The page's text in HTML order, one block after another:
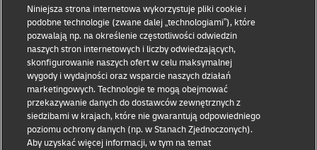
Porady dotyczące e-
commerce
Eksperckie porady B2B
Porady logistyczne
Wiedza i inspiracje
Wysyłka z DHL
Skontaktuj się z nami
Centrum prasowe
Zrównoważony rozwój
Informacje prawne
Warunki korzystania
Polityka prywatności
Niniejsza strona internetowa wykorzystuje pliki cookie i
podobne technologie (zwane dalej „technologiami”), które
pozwalają np. na określenie częstotliwości odwiedzin
naszych stron internetowych i liczby odwiedzających,
skonfigurowanie naszych ofert w celu maksymalnej
wygody i wydajności oraz wsparcie naszych działań
marketingowych. Technologie te mogą obejmować
przekazywanie danych do dostawców zewnętrznych z
siedzibami w krajach, które nie gwarantują odpowiedniego
poziomu ochrony danych (np. w Stanach Zjednoczonych).
Aby uzyskać więcej informacji, w tym na temat